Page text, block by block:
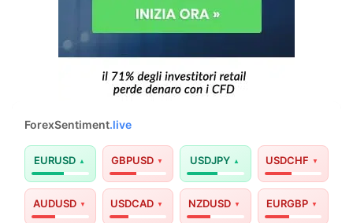
ForexSentiment.live
EURUSD GBPUSD USDJPY USDCHF
AUDUSD USDCAD NZDUSD EURGBP